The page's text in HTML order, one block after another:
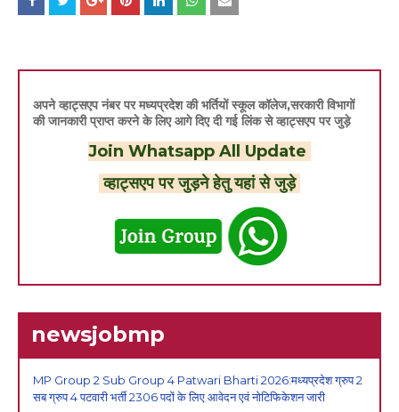
अपने व्हाट्सएप नंबर पर मध्यप्रदेश की भर्तियों स्कूल कॉलेज,सरकारी विभागों
की जानकारी प्राप्त करने के लिए आगे दिए दी गई लिंक से व्हाट्सएप पर जुड़े
Join Whatsapp All Update
व्हाट्सएप पर जुड़ने हेतु यहां से जुड़े
newsjobmp
MP Group 2 Sub Group 4 Patwari Bharti 2026:मध्यप्रदेश ग्रुप 2
सब ग्रुप 4 पटवारी भर्ती 2306 पदों के लिए आवेदन एवं नोटिफिकेशन जारी